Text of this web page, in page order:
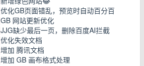
优化GB页面错乱，预览时自动百分百
GB 网站更新优化
JJG缺少最后一页，删除百度AI拦截
优化失效文档
增加 腾讯文档
增加 GB 画布格式处理